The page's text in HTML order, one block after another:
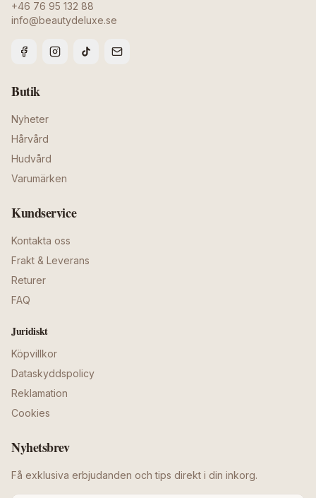
+46 76 95 132 88
info@beautydeluxe.se
Butik
Nyheter
Hårvård
Hudvård
Varumärken
Kundservice
Kontakta oss
Frakt & Leverans
Returer
FAQ
Juridiskt
Köpvillkor
Dataskyddspolicy
Reklamation
Cookies
Nyhetsbrev
Få exklusiva erbjudanden och tips direkt i din inkorg.